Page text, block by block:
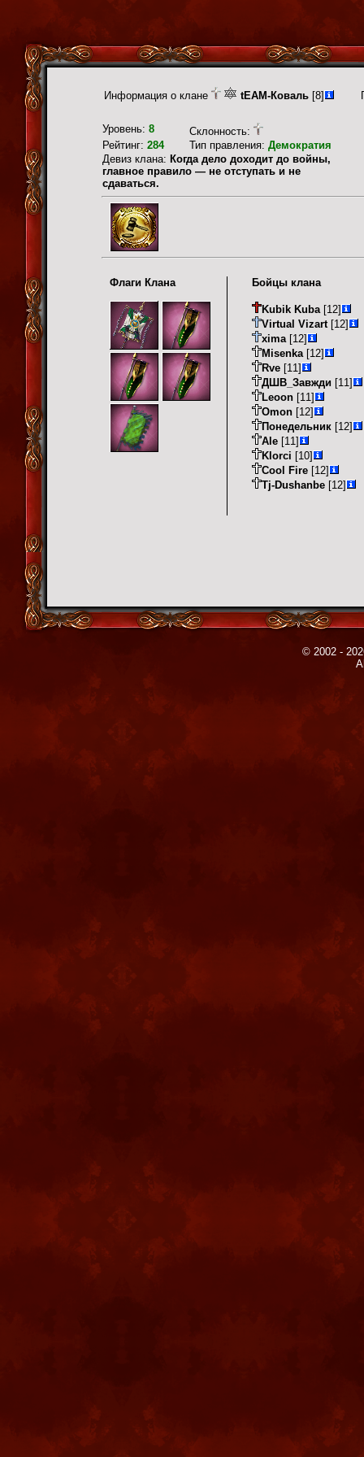
Информация о клане tEAM-Коваль [8]
Уровень: 8
Склонность:
Рейтинг: 284 Тип правления: Демократия
Девиз клана: Когда дело доходит до войны,
главное правило — не отступать и не
сдаваться.
Флаги Клана Бойцы клана
Kubik Kuba [12]
Virtual Vizart [12]
xima [12]
Misenka [12]
Rve [11]
ДШВ_Завжди [11]
Leoon [11]
Omon [12]
Понедельник [12]
Ale [11]
Klorci [10]
Cool Fire [12]
Tj-Dushanbe [12]
© 2002 -